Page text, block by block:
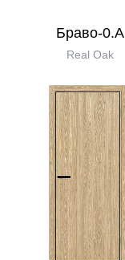
Браво-0.А
Real Oak